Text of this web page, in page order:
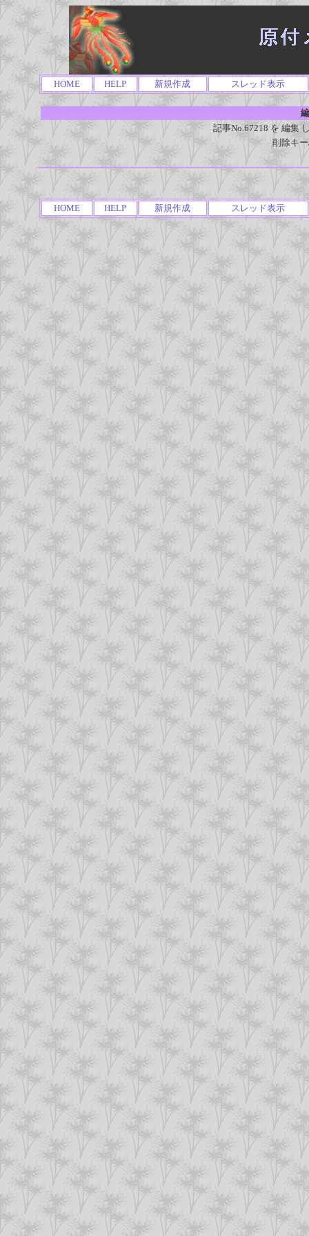
HOME HELP 新規作成 スレッド表示
記事No.67218 を 編集
削除キ
HOME HELP 新規作成 スレッド表示